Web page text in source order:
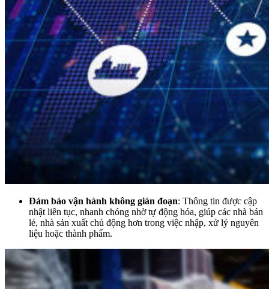
Đảm bảo vận hành không gián đoạn: Thông tin được cập
nhật liên tục, nhanh chóng nhờ tự động hóa, giúp các nhà bán
lẻ, nhà sản xuất chủ động hơn trong việc nhập, xử lý nguyên
liệu hoặc thành phẩm.